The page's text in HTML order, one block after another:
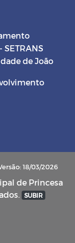
de João
18/03/2026
de Princesa
SUBIR